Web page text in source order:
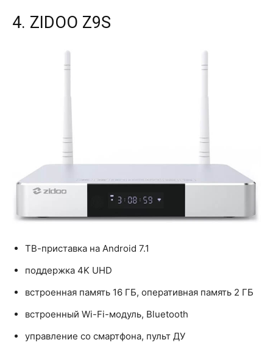
4. ZIDOO Z9S
ТВ-приставка на Android 7.1
поддержка 4K UHD
встроенная память 16 ГБ, оперативная память 2 ГБ
встроенный Wi-Fi-модуль, Bluetooth
управление со смартфона, пульт ДУ